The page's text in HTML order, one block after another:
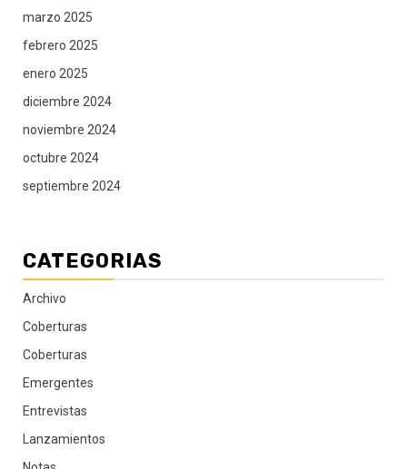
marzo 2025
febrero 2025
enero 2025
diciembre 2024
noviembre 2024
octubre 2024
septiembre 2024
CATEGORIAS
Archivo
Coberturas
Coberturas
Emergentes
Entrevistas
Lanzamientos